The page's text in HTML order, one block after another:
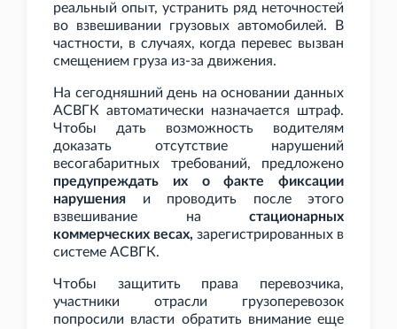
реальный опыт, устранить ряд неточностей
во взвешивании грузовых автомобилей. В
частности, в случаях, когда перевес вызван
смещением груза из-за движения.
На сегодняшний день на основании данных
АСВГК автоматически назначается штраф.
Чтобы дать возможность водителям
доказать отсутствие нарушений
весогабаритных требований, предложено
предупреждать их о факте фиксации
нарушения и проводить после этого
взвешивание на стационарных
коммерческих весах, зарегистрированных в
системе АСВГК.
Чтобы защитить права перевозчика,
участники отрасли грузоперевозок
попросили власти обратить внимание еще